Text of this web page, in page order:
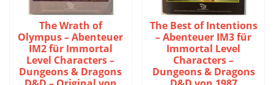
The Wrath of
Olympus – Abenteuer
IM2 für Immortal
Level Characters –
Dungeons & Dragons
The Best of Intentions
– Abenteuer IM3 für
Immortal Level
Characters –
Dungeons & Dragons